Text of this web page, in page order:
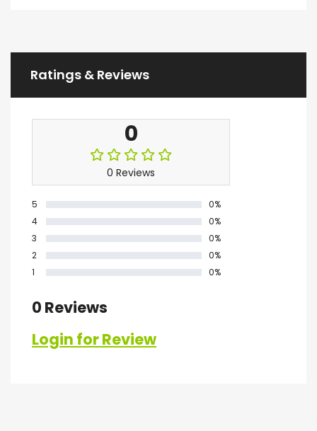
Ratings & Reviews
0
0 Reviews
5
0%
4
0%
3
0%
2
0%
1
0%
0 Reviews
Login for Review